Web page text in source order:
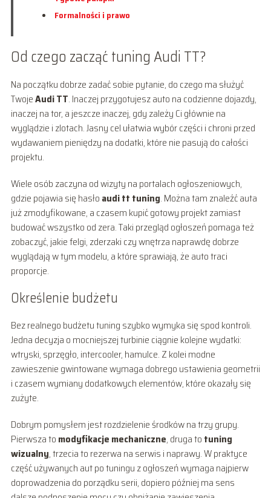
Formalności i prawo
Od czego zacząć tuning Audi TT?
Na początku dobrze zadać sobie pytanie, do czego ma służyć
TwojeAudi TT. Inaczej przygotujesz auto na codzienne dojazdy,
inaczej na tor, a jeszcze inaczej, gdy zależy Ci głównie na
wyglądzie i zlotach. Jasny cel ułatwia wybór części i chroni przed
wydawaniem pieniędzy na dodatki, które nie pasują do całości
projektu.
Wiele osób zaczyna od wizyty na portalach ogłoszeniowych,
gdzie pojawia się hasło audi tt tuning. Można tam znaleźć auta
już zmodyfikowane, a czasem kupić gotowy projekt zamiast
budować wszystko od zera. Taki przegląd ogłoszeń pomaga też
zobaczyć, jakie felgi, zderzaki czy wnętrza naprawdę dobrze
wyglądają w tym modelu, a które sprawiają, że auto traci
proporcje.
Określenie budżetu
Bez realnego budżetu tuning szybko wymyka się spod kontroli.
Jedna decyzja o mocniejszej turbinie ciągnie kolejne wydatki:
wtryski, sprzęgło, intercooler, hamulce. Z kolei modne
zawieszenie gwintowane wymaga dobrego ustawienia geometrii
i czasem wymiany dodatkowych elementów, które okazały się
zużyte.
Dobrym pomysłem jest rozdzielenie środków na trzy grupy.
Pierwsza to modyfikacje mechaniczne, druga to tuning
wizualny, trzecia to rezerwa na serwis i naprawy. W praktyce
część używanych aut po tuningu z ogłoszeń wymaga najpierw
doprowadzenia do porządku serii, dopiero później ma sens